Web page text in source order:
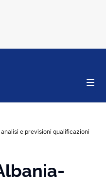
e previsioni qualificazioni